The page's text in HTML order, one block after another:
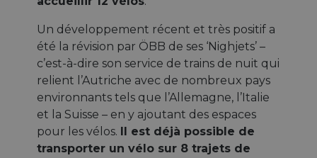
Un développement récent et très positif a
été la révision par ÖBB de ses ‘Nighjets’ –
c’est-à-dire son service de trains de nuit qui
relient l’Autriche avec de nombreux pays
environnants tels que l’Allemagne, l’Italie
et la Suisse – en y ajoutant des espaces
pour les vélos.
Il est déjà possible de
transporter un vélo sur 8 trajets de